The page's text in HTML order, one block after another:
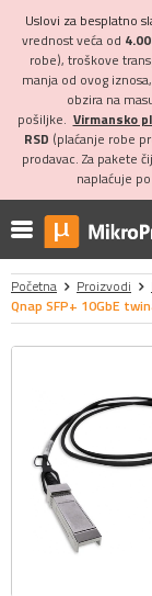
Uslovi za besplatno
vrednost veća od
robe), troškove
manja od ovog
obzira na
pošiljke. Virmansko
RSD (plaćanje robe
prodavac. Za pakete
naplaćuje
Početna Proizvodi
Qnap SFP+ 10GbE